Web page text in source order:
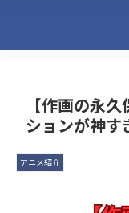
【作画の永
ションが神
アニメ紹介